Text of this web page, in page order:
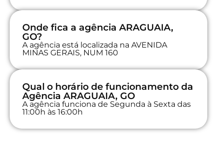
Onde fica a agência ARAGUAIA,
GO?
A agência está localizada na AVENIDA
MINAS GERAIS, NUM 160
Qual o horário de funcionamento da
Agência ARAGUAIA, GO
A agência funciona de Segunda à Sexta das
11:00h às 16:00h